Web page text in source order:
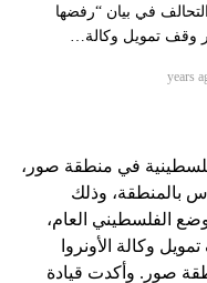
في بيان “رفضها
وقف تمويل وكالة…
في منطقة صور،
بالمنطقة، وذلك
الفلسطيني العام،
وكالة الأونروا
صور. وأكدت قيادة